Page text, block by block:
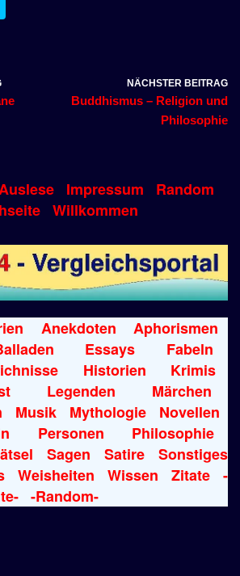
NÄCHSTER BEITRAG
Buddhismus – Religion und
Philosophie
Impressum
Random
Willkommen
Anekdoten
Aphorismen
Essays
Fabeln
Historien
Krimis
Legenden
Märchen
Musik Mythologie
Novellen
Personen
Philosophie
Sagen Satire
Sonstiges
Weisheiten Wissen Zitate
-
-Random-